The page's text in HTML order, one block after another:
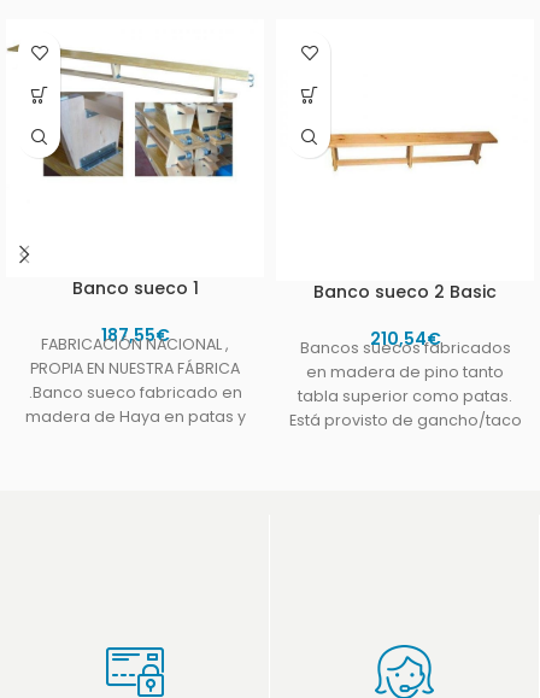
Banco sueco 1
187,55€
FABRICACIÓN NACIONAL ,
PROPIA EN NUESTRA FÁBRICA
.Banco sueco fabricado en
madera de Haya en patas y
Banco sueco 2 Basic
210,54€
Bancos suecos fabricados
en madera de pino tanto
tabla superior como patas.
Está provisto de gancho/taco